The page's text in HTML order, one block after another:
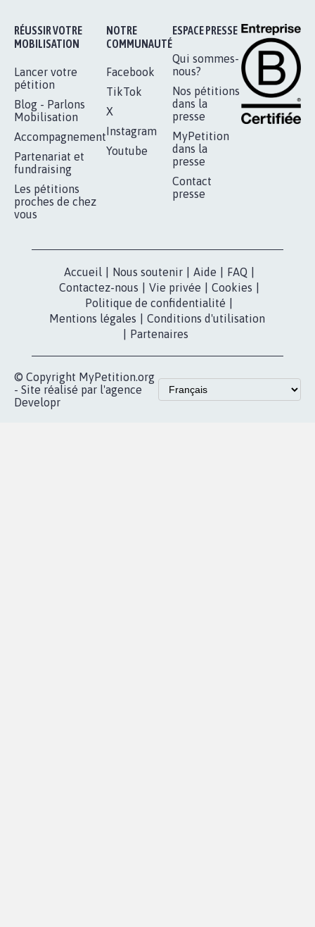
RÉUSSIR VOTRE
MOBILISATION
Lancer votre
pétition
Blog - Parlons
Mobilisation
Accompagnement
Partenariat et
fundraising
Les pétitions
proches de chez
vous
NOTRE
COMMUNAUTÉ
Facebook
TikTok
X
Instagram
Youtube
ESPACE PRESSE
Qui sommes-
nous?
Nos pétitions
dans la
presse
MyPetition
dans la
presse
Contact
presse
Accueil Nous soutenir Aide FAQ
Contactez-nous
Vie privée Cookies
Politique de confidentialité
Mentions légales
Conditions d'utilisation
Partenaires
© Copyright MyPetition.org
- Site réalisé par l'agence
Developr